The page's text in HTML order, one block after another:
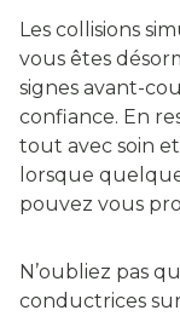
Les collisions
vous êtes
signes avant-
confiance. En
tout avec soin
lorsque
pouvez vous
N’oubliez pas
conductrices